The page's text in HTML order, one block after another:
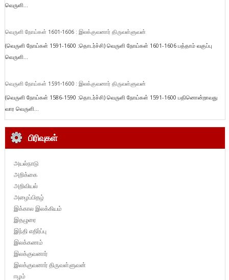
வெருளி...
வெருளி நோய்கள் 1601-1606 : இலக்குவனார் திருவள்ளுவன்
(வெருளி நோய்கள் 1591-1600 :தொடர்ச்சி) வெருளி நோய்கள் 1601-1606 பத்தாம் வகுப்பு
வெருளி...
வெருளி நோய்கள் 1591-1600 : இலக்குவனார் திருவள்ளுவன்
(வெருளி நோய்கள் 1586-1590 :தொடர்ச்சி) வெருளி நோய்கள் 1591-1600 பதினொன்றாவது
வார வெருளி...
பிரிவுகள்
அயல்நாடு
அறிக்கை
அறிவியல்
அழைப்பிதழ்
இக்கால இலக்கியம்
இதழுரை
இந்தி எதிர்ப்பு
இலக்கணம்
இலக்குவனார்
இலக்குவனார் திருவள்ளுவன்
ஈழம்